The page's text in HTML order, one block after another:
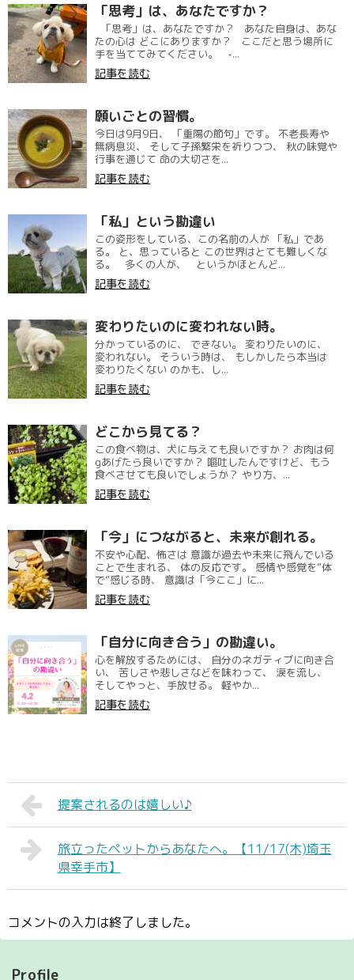
「思考」は、あなたですか？
「思考」は、あなたですか？ あなた自身は、あな
たの心は どこにありますか？ ここだと思う場所に
手を当ててみてください。 -...
記事を読む
願いごとの習慣。
今日は9月9日、 「重陽の節句」です。 不老長寿や
無病息災、 そして子孫繁栄を祈りつつ、 秋の味覚や
行事を通じて 命の大切さを...
記事を読む
「私」という勘違い
この姿形をしている、この名前の人が 「私」であ
る。 と、思っていると この世界はとても難しくな
る。 多くの人が、 というかほとんど...
記事を読む
変わりたいのに変われない時。
分かっているのに、 できない。 変わりたいのに、
変われない。 そういう時は、 もしかしたら本当は
変わりたくない のかも、し...
記事を読む
どこから見てる？
この食べ物は、犬に与えても良いですか？ お肉は何
gあげたら良いですか？ 嘔吐したんですけど、もう
食べさせても良いでしょうか？ やり方、...
記事を読む
「今」につながると、未来が創れる。
不安や心配、怖さは 意識が過去や未来に飛んでいる
ことで生まれる、 体の反応です。 感情や感覚を”体
で”感じる時、 意識は「今ここ」に...
記事を読む
「自分に向き合う」の勘違い。
心を解放するためには、 自分のネガティブに向き合
い、 苦しさや悲しさなどを味わって、 涙を流し、
そしてやっと、手放せる。 軽やか...
記事を読む
提案されるのは嬉しい♪
旅立ったペットからあなたへ。【11/17(木)埼玉
県幸手市】
コメントの入力は終了しました。
Profile